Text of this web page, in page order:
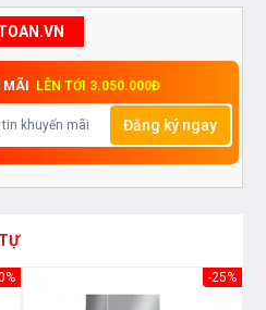
MÃI LÊN TỚI 3.050.000Đ
Đăng ký ngay
-25%